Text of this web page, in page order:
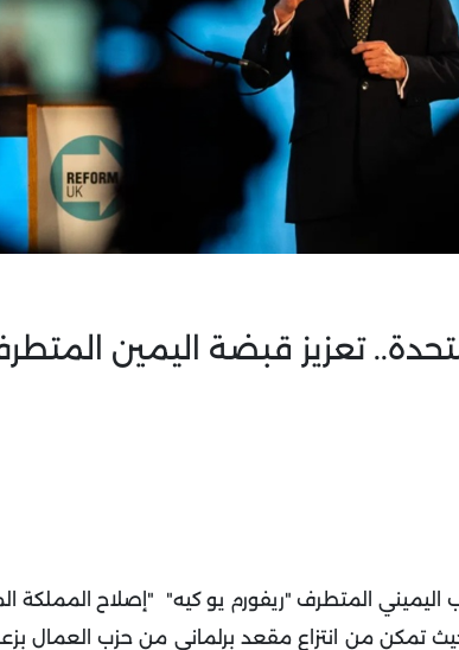
تعزيز قبضة اليمين
العام 2025 فاز الحزب اليميني المتطرف "ريفورم يو كيه" "إصلاح
حيث تمكن من انتزاع مقعد برلماني من حزب العمال